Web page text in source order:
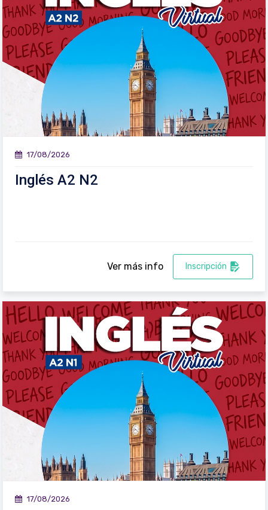
17/08/2026
Inglés A2 N2
Ver más info Inscripción
17/08/2026